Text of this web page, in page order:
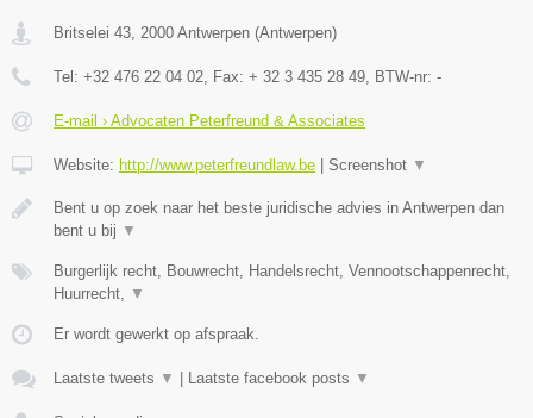
Britselei 43, 2000 Antwerpen (Antwerpen)
Tel: +32 476 22 04 02, Fax: + 32 3 435 28 49, BTW-nr: -
E-mail › Advocaten Peterfreund & Associates
Website: http://www.peterfreundlaw.be Screenshot ▼
Bent u op zoek naar het beste juridische advies in Antwerpen dan
bent u bij ▼
Burgerlijk recht, Bouwrecht, Handelsrecht, Vennootschappenrecht,
Huurrecht, ▼
Er wordt gewerkt op afspraak.
Laatste tweets ▼ Laatste facebook posts ▼